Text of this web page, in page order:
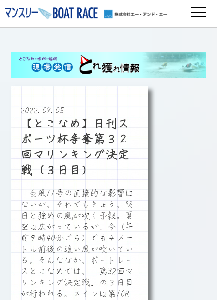
2022.09.05
【とこなめ】日刊ス
ポーツ杯争奪第３２
回マリンキング決定
戦（３日目）
台風11号の直接的な影響は
ないが、それでもきょう、明
日と強めの風が吹く予報。夏
空は広がっているが、今（午
前９時40分ごろ）でも４メー
トル前後の追い風が吹いてい
る。そんななか、ボートレー
スとこなめでは、「第32回マ
リンキング決定戦」の３日目
が行われる。メインは第10R